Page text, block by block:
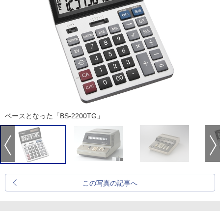
ベースとなった「BS-2200TG」
この写真の記事へ